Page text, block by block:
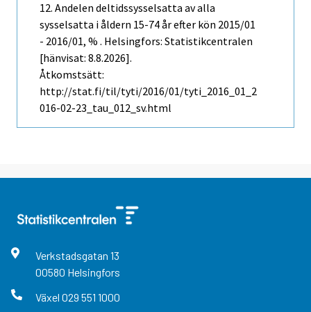
12. Andelen deltidssysselsatta av alla
sysselsatta i åldern 15-74 år efter kön 2015/01
- 2016/01, % . Helsingfors: Statistikcentralen
[hänvisat: 8.8.2026].
Åtkomstsätt:
http://stat.fi/til/tyti/2016/01/tyti_2016_01_2
016-02-23_tau_012_sv.html
Verkstadsgatan 13
00580 Helsingfors
Växel 029 551 1000